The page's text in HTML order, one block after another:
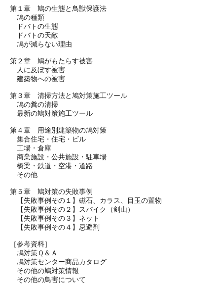
第１章 鳩の生態と鳥獣保護法
鳩の種類
ドバトの生態
ドバトの天敵
鳩が減らない理由
第２章 鳩がもたらす被害
人に及ぼす被害
建築物への被害
第３章 清掃方法と鳩対策施工ツール
鳩の糞の清掃
最新の鳩対策施工ツール
第４章 用途別建築物の鳩対策
集合住宅・住宅・ビル
工場・倉庫
商業施設・公共施設・駐車場
橋梁・鉄道・空港・道路
その他
第５章 鳩対策の失敗事例
【失敗事例その１】磁石、カラス、目玉の置物
【失敗事例その２】スパイク（剣山）
【失敗事例その３】ネット
【失敗事例その４】忌避剤
［参考資料］
鳩対策Ｑ＆Ａ
鳩対策センター商品カタログ
その他の鳩対策情報
その他の鳥害について